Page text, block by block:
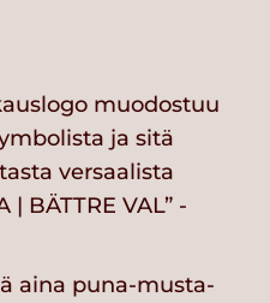
muodostuu
ja sitä
versaalista
| BÄTTRE VAL” -
aina puna-musta-